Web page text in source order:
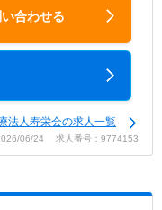
合わせる
法人寿栄会の求人一覧
06/24 求人番号：9774153